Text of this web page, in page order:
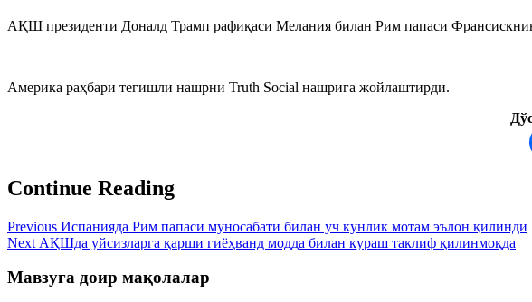
АҚШ президенти Доналд Трамп рафиқаси Мелания билан Рим папаси
Америка раҳбари тегишли нашрни Truth Social нашрига жойлаштирди.
Continue Reading
Previous Испанияда Рим папаси муносабати билан уч кунлик мотам эълон қилинди
Next АҚШда уйсизларга қарши гиёҳванд модда билан кураш таклиф қилинмоқда
Мавзуга доир мақолалар